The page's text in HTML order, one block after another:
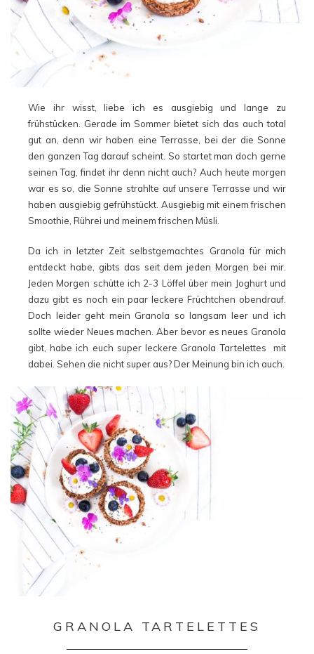
Wie ihr wisst, liebe ich es ausgiebig und lange zu
frühstücken. Gerade im Sommer bietet sich das auch total
gut an, denn wir haben eine Terrasse, bei der die Sonne
den ganzen Tag darauf scheint. So startet man doch gerne
seinen Tag, findet ihr denn nicht auch? Auch heute morgen
war es so, die Sonne strahlte auf unsere Terrasse und wir
haben ausgiebig gefrühstückt. Ausgiebig mit einem frischen
Smoothie, Rührei und meinem frischen Müsli.
Da ich in letzter Zeit selbstgemachtes Granola für mich
entdeckt habe, gibts das seit dem jeden Morgen bei mir.
Jeden Morgen schütte ich 2-3 Löffel über mein Joghurt und
dazu gibt es noch ein paar leckere Früchtchen obendrauf.
Doch leider geht mein Granola so langsam leer und ich
sollte wieder Neues machen. Aber bevor es neues Granola
gibt, habe ich euch super leckere Granola Tartelettes mit
dabei. Sehen die nicht super aus? Der Meinung bin ich auch.
GRANOLA TARTELETTES